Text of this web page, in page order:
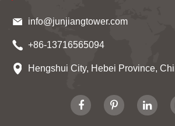
info@junjiangtower.com
+86-13716565094
Hengshui City, Hebei Province,